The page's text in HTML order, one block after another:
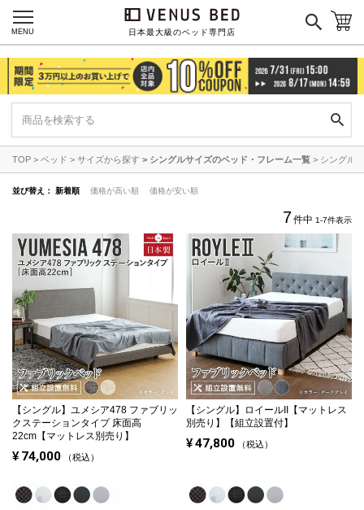
日本最大級のベッド専門店
MENU
ネイビー レッド グリーン
寝具一覧を見る
マットレス
マットレスを探す
シングル セミダブル
ダブル ワイドダブル
クイーン キング
国産ポケットコイルマットレス
TOP ベッド サイズから探す シングルサイズのベッド・フレーム一覧 シングル
並び替え 新着順 価格が高い順 価格が安い順
7件中 1-7件表示
【シングル】
ユメシア478 ファブリッ
ク ステーションタイプ 床面高
22cm 【マットレス別売り】
¥ 74,000 税込
【シングル】
ロイールII【マットレス
別売り】【組立設置付】
¥47,800 税込